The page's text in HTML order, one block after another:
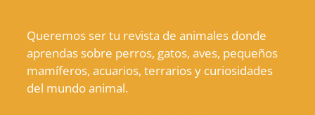
Queremos ser tu revista de animales donde
aprendas sobre perros, gatos, aves, pequeños
mamíferos, acuarios, terrarios y curiosidades
del mundo animal.